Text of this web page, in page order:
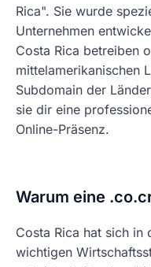
Rica". Sie wurde
Unternehmen
Costa Rica betreiben
mittelamerikanischen
Subdomain der
sie dir eine
Online-Präsenz.
Warum eine
Costa Rica hat sich in
wichtigen